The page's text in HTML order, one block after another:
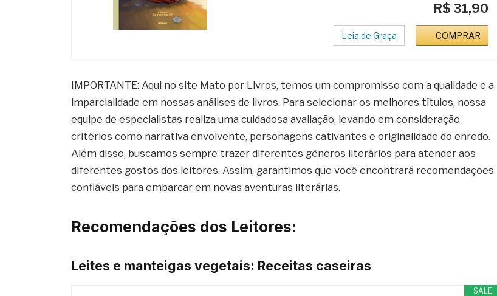
R$ 31,90
Leia de Graça COMPRAR
IMPORTANTE: Aqui no site Mato por Livros, temos um compromisso com a qualidade e a
imparcialidade em nossas análises de livros. Para selecionar os melhores títulos, nossa
equipe de especialistas realiza uma cuidadosa avaliação, levando em consideração
critérios como narrativa envolvente, personagens cativantes e originalidade do enredo.
Além disso, buscamos sempre trazer diferentes gêneros literários para atender aos
diferentes gostos dos leitores. Assim, garantimos que você encontrará recomendações
confiáveis para embarcar em novas aventuras literárias.
Recomendações dos Leitores:
Leites e manteigas vegetais: Receitas caseiras
SALE